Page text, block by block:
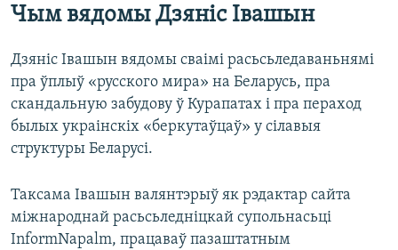
Чым вядомы Дзяніс Івашын
Дзяніс Івашын вядомы сваімі расьсьледаваньнямі
пра ўплыў «русского мира» на Беларусь, пра
скандальную забудову ў Курапатах і пра пераход
былых украінскіх «беркутаўцаў» у сілавыя
структуры Беларусі.
Таксама Івашын валянтэрыў як рэдактар сайта
міжнароднай расьсьледніцкай супольнасьці
InformNapalm, працаваў пазаштатным